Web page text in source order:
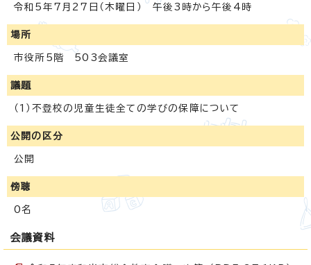
令和5年7月27日（木曜日） 午後3時から午後4時
場所
市役所5階 503会議室
議題
（1）不登校の児童生徒全ての学びの保障について
公開の区分
公開
傍聴
0名
会議資料